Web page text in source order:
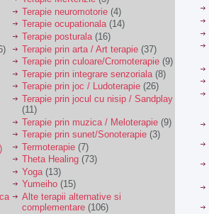
Terapie neuromotorie (4)
Terapie ocupationala(14)
Terapie posturala (16)
Terapie prin arta / Art terapie (37)
Terapie prin culoare/Cromoterapie (9)
Terapie prin integrare senzoriala (8)
Terapie prin joc / Ludoterapie (26)
Terapie prin jocul cu nisip / Sandplay
(11)
Terapie prin muzica / Meloterapie (9)
Terapie prin sunet/Sonoterapie (3)
Termoterapie (7)
Theta Healing (73)
Yoga (13)
Yumeiho (15)
Alte terapii alternative si
complementare (106)